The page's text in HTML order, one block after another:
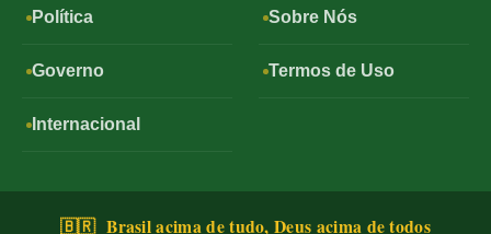
Política
Governo
Internacional
Sobre Nós
Termos de Uso
🇧🇷 Brasil acima de tudo, Deus acima de todos